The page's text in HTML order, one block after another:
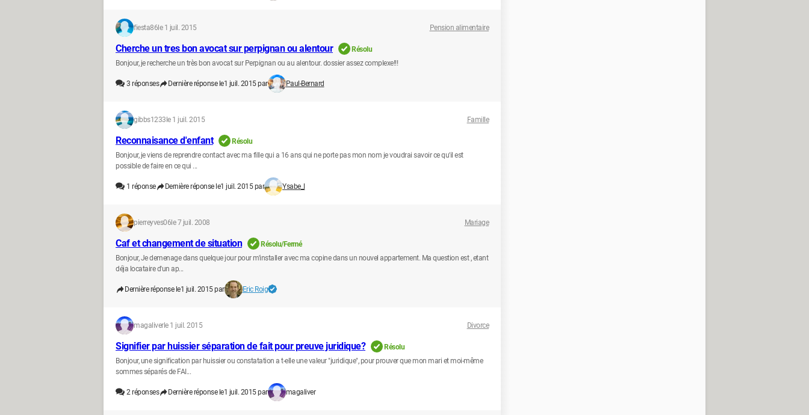
fiesta86 le 1 juil. 2015 Pension alimentaire
Cherche un tres bon avocat sur perpignan ou alentour
Résolu
Bonjour, je recherche un très bon avocat sur Perpignan ou au alentour. dossier assez complexe!!!
3 réponses Dernière réponse le1 juil. 2015 par Paul-Bernard
gibbs1233 le 1 juil. 2015 Famille
Reconnaisance d'enfant
Résolu
Bonjour, je viens de reprendre contact avec ma fille qui a 16 ans qui ne porte pas mon nom je voudrai savoir ce qu'il est
possible de faire en ce qui ...
1 réponse Dernière réponse le1 juil. 2015 par Ysabe_l
pierreyves06 le 7 juil. 2008 Mariage
Caf et changement de situation
Résolu/Fermé
Bonjour, Je demenage dans quelque jour pour m'installer avec ma copine dans un nouvel appartement. Ma question est , etant
déja locataire d'un ap...
Dernière réponse le1 juil. 2015 par Eric Roig
magaliverle 1 juil. 2015 Divorce
Signifier par huissier séparation de fait pour preuve juridique?
Résolu
Bonjour, une signification par huissier ou constatation a t-elle une valeur "juridique", pour prouver que mon mari et moi-même
sommes séparés de FAI...
2réponses Dernière réponse le1 juil. 2015 par magaliver